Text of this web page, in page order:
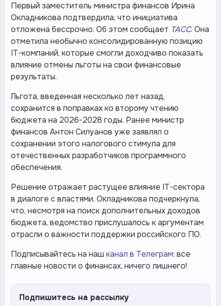
Первый заместитель министра финансов Ирина
Окладникова подтвердила, что инициатива
отложена бессрочно. Об этом сообщает ТАСС. Она
отметила необычно консолидированную позицию
IT-компаний, которые смогли доходчиво показать
влияние отмены льготы на свои финансовые
результаты.
Льгота, введенная несколько лет назад,
сохранится в поправках ко второму чтению
бюджета на 2026-2028 годы. Ранее министр
финансов Антон Силуанов уже заявлял о
сохранении этого налогового стимула для
отечественных разработчиков программного
обеспечения.
Решение отражает растущее влияние IT-сектора
в диалоге с властями. Окладникова подчеркнула,
что, несмотря на поиск дополнительных доходов
бюджета, ведомство прислушалось к аргументам
отрасли о важности поддержки российского ПО.
Подписывайтесь на наш канал в Телеграм: все
главные новости о финансах, ничего лишнего!
Подпишитесь на рассылку